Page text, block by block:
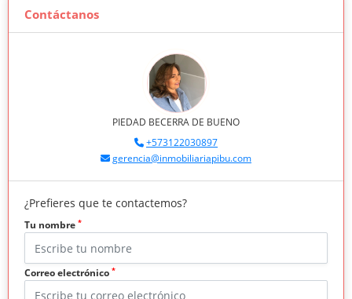
Contáctanos
PIEDAD BECERRA DE BUENO
+573122030897
gerencia@inmobiliariapibu.com
¿Prefieres que te contactemos?
Tu nombre *
Correo electrónico *